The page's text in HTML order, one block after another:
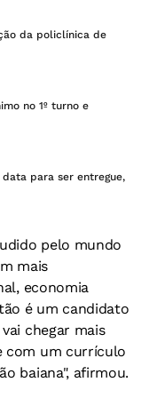
da policlínica de
no 1º turno e
para ser entregue,
pelo mundo
mais
economia
é um candidato
chegar mais
com um currículo
baiana", afirmou.